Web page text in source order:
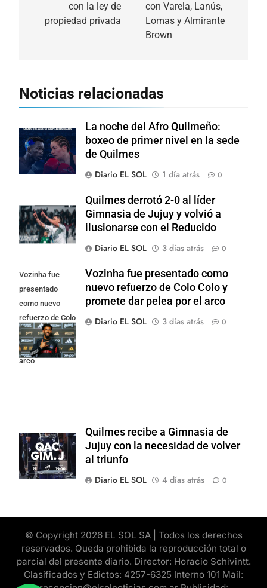
con la ley de
propiedad privada
con Varela, Lanús,
Lomas y Almirante
Brown
Noticias relacionadas
La noche del Afro Quilmeño:
boxeo de primer nivel en la sede
de Quilmes
Diario EL SOL
1 día atrás 0
Quilmes derrotó 2-0 al líder
Gimnasia de Jujuy y volvió a
ilusionarse con el Reducido
Diario EL SOL
3 días atrás 0
Vozinha fue
presentado
como nuevo
refuerzo de Colo
Colo y promete
dar pelea por el
arco
Vozinha fue presentado como
nuevo refuerzo de Colo Colo y
promete dar pelea por el arco
Diario EL SOL
3 días atrás 0
Quilmes recibe a Gimnasia de
Jujuy con la necesidad de volver
al triunfo
Diario EL SOL
4 días atrás 0
© Copyright 2026 EL SOL SA | Todos los derechos
reservados. Queda prohibida la reproducción total o
parcial del presente diario. Director: Horacio Schivintt.
Clasificados y Edictos: 4257-6325 Interno 101 Mail: